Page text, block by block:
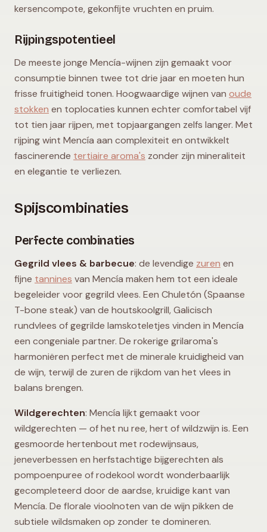
kersencompote, gekonfijte vruchten en pruim.
Rijpingspotentieel
De meeste jonge Mencía-wijnen zijn gemaakt voor
consumptie binnen twee tot drie jaar en moeten hun
frisse fruitigheid tonen. Hoogwaardige wijnen van oude
stokken en toplocaties kunnen echter comfortabel vijf
tot tien jaar rijpen, met topjaargangen zelfs langer. Met
rijping wint Mencía aan complexiteit en ontwikkelt
fascinerende tertiaire aroma's zonder zijn mineraliteit
en elegantie te verliezen.
Spijscombinaties
Perfecte combinaties
Gegrild vlees & barbecue: de levendige zuren en
fijne tannines van Mencía maken hem tot een ideale
begeleider voor gegrild vlees. Een Chuletón (Spaanse
T-bone steak) van de houtskoolgrill, Galicisch
rundvlees of gegrilde lamskoteletjes vinden in Mencía
een congeniale partner. De rokerige grilaroma's
harmoniëren perfect met de minerale kruidigheid van
de wijn, terwijl de zuren de rijkdom van het vlees in
balans brengen.
Wildgerechten: Mencía lijkt gemaakt voor
wildgerechten — of het nu ree, hert of wildzwijn is. Een
gesmoorde hertenbout met rodewijnsaus,
jeneverbessen en herfstachtige bijgerechten als
pompoenpuree of rodekool wordt wonderbaarlijk
gecompleteerd door de aardse, kruidige kant van
Mencía. De florale vioolnoten van de wijn pikken de
subtiele wildsmaken op zonder te domineren.